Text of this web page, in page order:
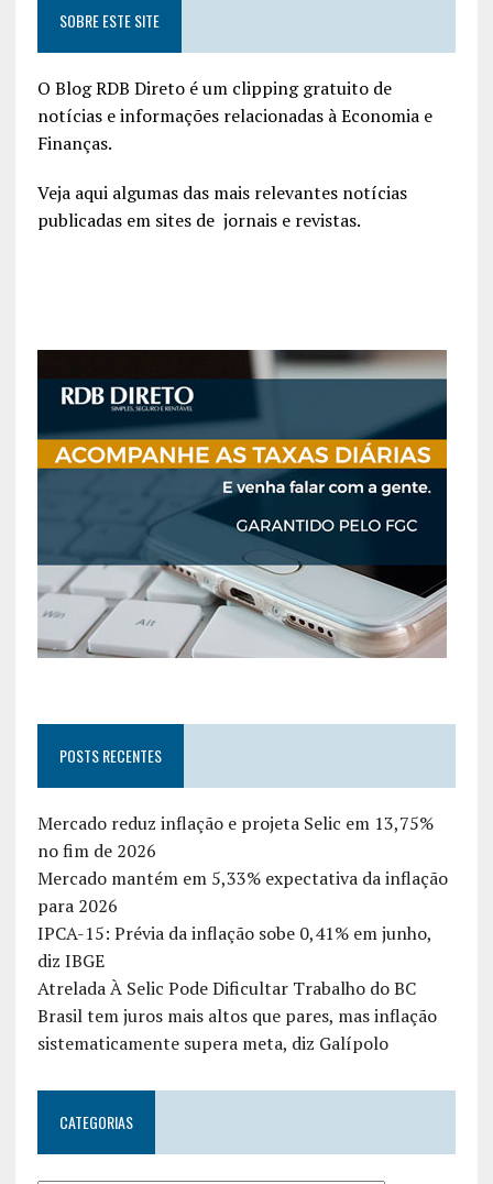
SOBRE ESTE SITE
O Blog RDB Direto é um clipping gratuito de
notícias e informações relacionadas à Economia e
Finanças.
Veja aqui algumas das mais relevantes notícias
publicadas em sites de jornais e revistas.
POSTS RECENTES
Mercado reduz inflação e projeta Selic em 13,75%
no fim de 2026
Mercado mantém em 5,33% expectativa da inflação
para 2026
IPCA-15: Prévia da inflação sobe 0,41% em junho,
diz IBGE
Atrelada À Selic Pode Dificultar Trabalho do BC
Brasil tem juros mais altos que pares, mas inflação
sistematicamente supera meta, diz Galípolo
CATEGORIAS